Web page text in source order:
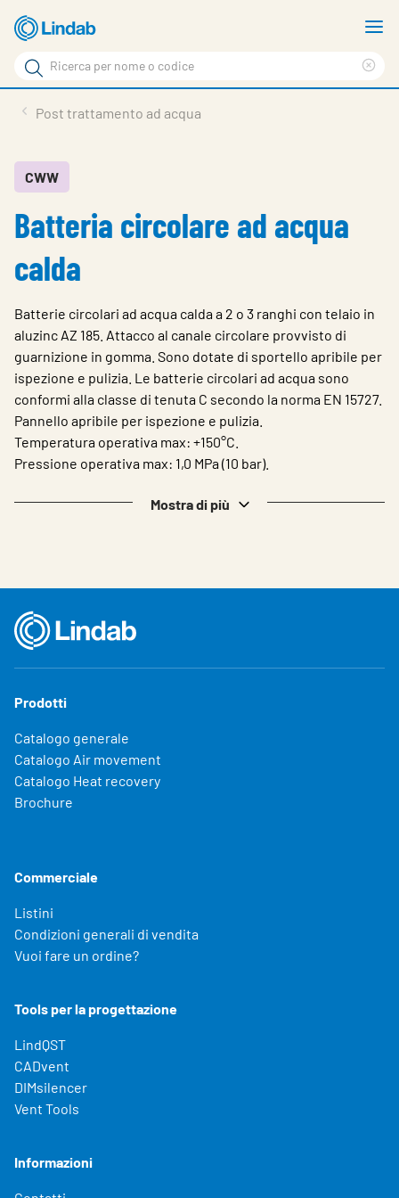
Vai
contenuto
principale
Cerca
Cerca
Soluzioni
Downloads
Lavora con noi
Choose languge
Italy
Post trattamento ad acqua
CWW
Batteria circolare ad acqua
calda
Batterie circolari ad acqua calda a 2 o 3 ranghi con telaio in
aluzinc AZ 185. Attacco al canale circolare provvisto di
guarnizione in gomma. Sono dotate di sportello apribile per
ispezione e pulizia. Le batterie circolari ad acqua sono
conformi alla classe di tenuta C secondo la norma EN 15727.
Pannello apribile per ispezione e pulizia.
Temperatura operativa max: +150°C.
Pressione operativa max: 1,0 MPa (10 bar).
Mostra di più
Prodotti
Catalogo generale
Catalogo Air movement
Catalogo Heat recovery
Brochure
Commerciale
Listini
Condizioni generali di vendita
Vuoi fare un ordine?
Tools per la progettazione
LindQST
CADvent
DIMsilencer
Vent Tools
Informazioni